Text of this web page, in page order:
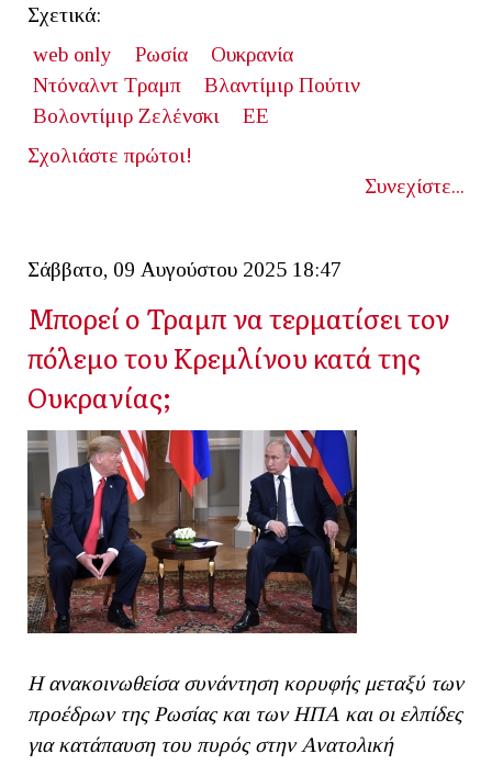
Σχετικά:
web only
Ρωσία
Ουκρανία
Ντόναλντ Τραμπ
Βλαντίμιρ Πούτιν
Βολοντίμιρ Ζελένσκι
ΕΕ
Σχολιάστε πρώτοι!
Συνεχίστε...
Σάββατο, 09 Αυγούστου 2025 18:47
Μπορεί ο Τραμπ να τερματίσει τον
πόλεμο του Κρεμλίνου κατά της
Ουκρανίας;
Η ανακοινωθείσα συνάντηση κορυφής μεταξύ των
προέδρων της Ρωσίας και των ΗΠΑ και οι ελπίδες
για κατάπαυση του πυρός στην Ανατολική